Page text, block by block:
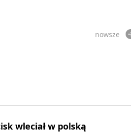
nowsze
wleciał w polską